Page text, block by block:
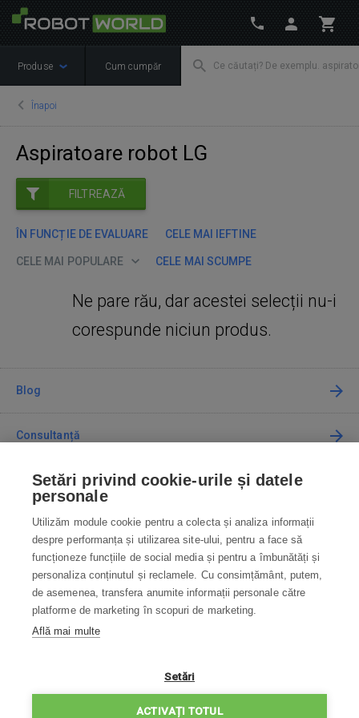
Produse Cum cumpăr
Înapoi
Aspiratoare robot LG
FILTREAZĂ
ÎN FUNCȚIE DE EVALUARE CELE MAI IEFTINE
CELE MAI POPULARE CELE MAI SCUMPE
Ne pare rău, dar acestei selecții nu-i
corespunde niciun produs.
Blog
Consultanță
Cum cumpăr
Contact
Contactați-ne
info@robotworld.ro
031 22 97 010
POLITICA DE CONFIDENȚIALITATE
Setări privind cookie-urile și datele
personale
Utilizăm module cookie pentru a colecta și analiza informații
despre performanța și utilizarea site-ului, pentru a face să
funcționeze funcțiile de social media și pentru a îmbunătăți și
personaliza conținutul și reclamele. Cu consimțământ, putem,
de asemenea, transfera anumite informații personale către
platforme de marketing în scopuri de marketing.
Află mai multe
Setări
ACTIVAȚI TOTUL